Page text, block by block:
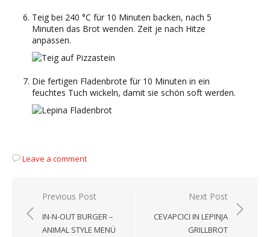
Teig bei 240 °C für 10 Minuten backen, nach 5
Minuten das Brot wenden. Zeit je nach Hitze
anpassen.
Die fertigen Fladenbrote für 10 Minuten in ein
feuchtes Tuch wickeln, damit sie schön soft werden.
Leave a comment
Beitragsnavigation
Previous Post
IN-N-OUT BURGER –
ANIMAL STYLE MENÜ
Next Post
CEVAPCICI IN LEPINJA
GRILLBROT